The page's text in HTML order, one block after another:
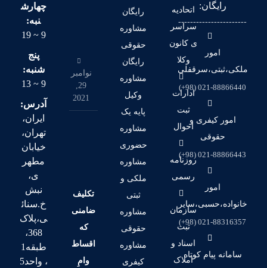
چهارش
نبه:
9 ~ 19
پنج
شنبه:
9 ~ 13
آدرس:
ایران،
تهران،
خیابان
مطهر
ی،
نبش
خ.سنائ
ی،پلاک
368،
طبقه1
، واحد5
نوامبر
29,
2021
تکلیف
ضامنی
که
اقساط
وامِ
رایگان
مشاوره
حقوقی
رایگان
مشاوره
وکیل
پایه یک
مشاوره
حضوری
مشاوره
ملکی و
ثبتی
مشاوره
حقوقی
مشاوره
کیفری
اتحادیه
سراسر
ی کانون
وکلا
ادارات
ثبت
احوال
روزنامه
رسمی
سازمان
ثبت
اسناد و
املاک
رایگان:
-----------------------
امور
ملکی،ثبتی،سرقفلی
021-88866440 (98+)
امور کیفری و
حقوقی
021-88866443 (98+)
امور
خانواده،حسبی،سایر
021-88316357 (98+)
سامانه پیام کوتاه